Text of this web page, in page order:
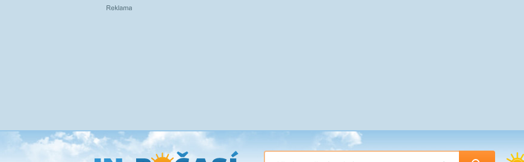
Přejít
na
hlavní